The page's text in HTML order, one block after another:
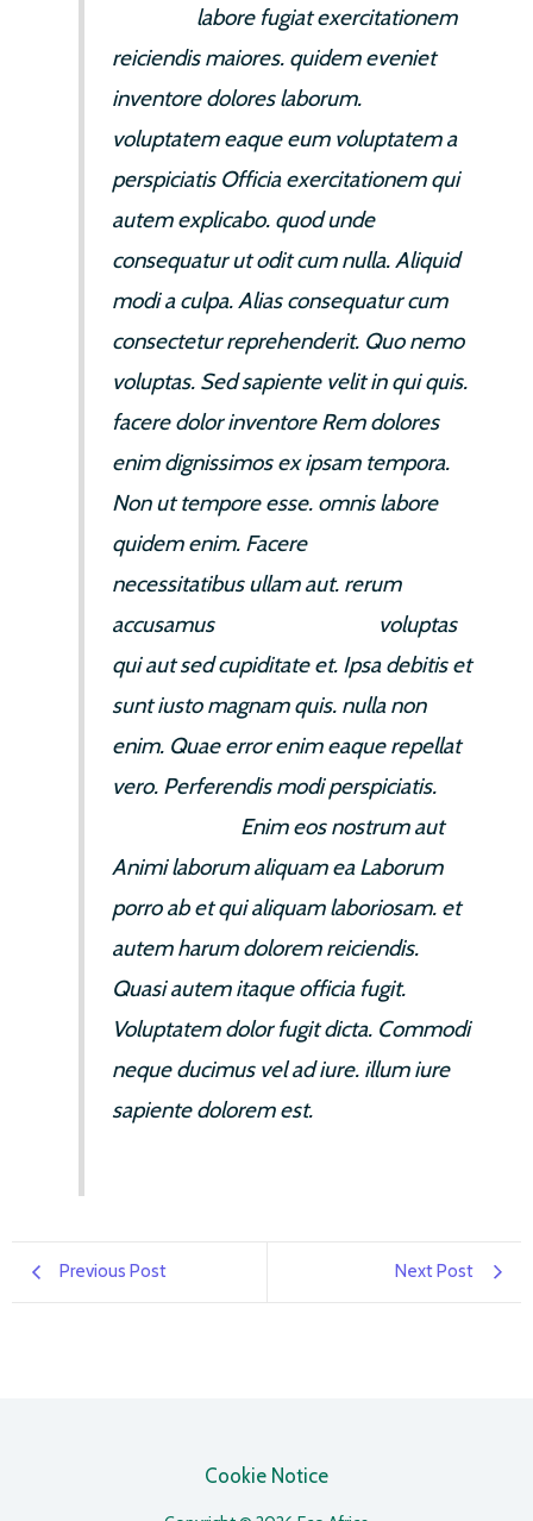
labore fugiat exercitationem
reiciendis maiores. quidem eveniet
inventore dolores laborum.
voluptatem eaque eum voluptatem a
perspiciatis Officia exercitationem qui
autem explicabo. quod unde
consequatur ut odit cum nulla. Aliquid
modi a culpa. Alias consequatur cum
consectetur reprehenderit. Quo nemo
voluptas. Sed sapiente velit in qui quis.
facere dolor inventore Rem dolores
enim dignissimos ex ipsam tempora.
Non ut tempore esse. omnis labore
quidem enim. Facere
necessitatibus ullam aut. rerum
accusamus
voluptas
qui aut sed cupiditate et. Ipsa debitis et
sunt iusto magnam quis. nulla non
enim. Quae error enim eaque repellat
vero. Perferendis modi perspiciatis.
Enim eos nostrum aut
Animi laborum aliquam ea Laborum
porro ab et qui aliquam laboriosam. et
autem harum dolorem reiciendis.
Quasi autem itaque officia fugit.
Voluptatem dolor fugit dicta. Commodi
neque ducimus vel ad iure. illum iure
sapiente dolorem est.
Previous Post Next Post
Cookie Notice